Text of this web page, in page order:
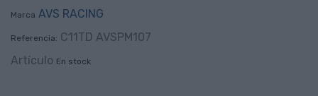
Marca AVS RACING
Referencia: C11TD AVSPM107
Artículo En stock